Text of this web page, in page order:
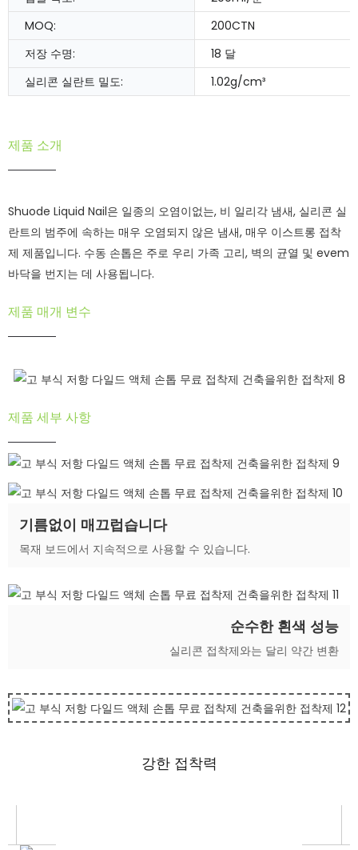
MOQ:
200CTN
저장 수명:
18 달
실리콘 실란트 밀도:
1.02g/cm³
제품 소개
Shuode Liquid Nail은 일종의 오염이없는, 비 일리각 냄새, 실리콘 실
란트의 범주에 속하는 매우 오염되지 않은 냄새, 매우 이스트롱 접착
제 제품입니다. 수동 손톱은 주로 우리 가족 고리, 벽의 균열 및 evem
바닥을 번지는 데 사용됩니다.
제품 매개 변수
제품 세부 사항
기름없이 매끄럽습니다
목재 보드에서 지속적으로 사용할 수 있습니다.
순수한 흰색 성능
실리콘 접착제와는 달리 약간 변환
강한 접착력